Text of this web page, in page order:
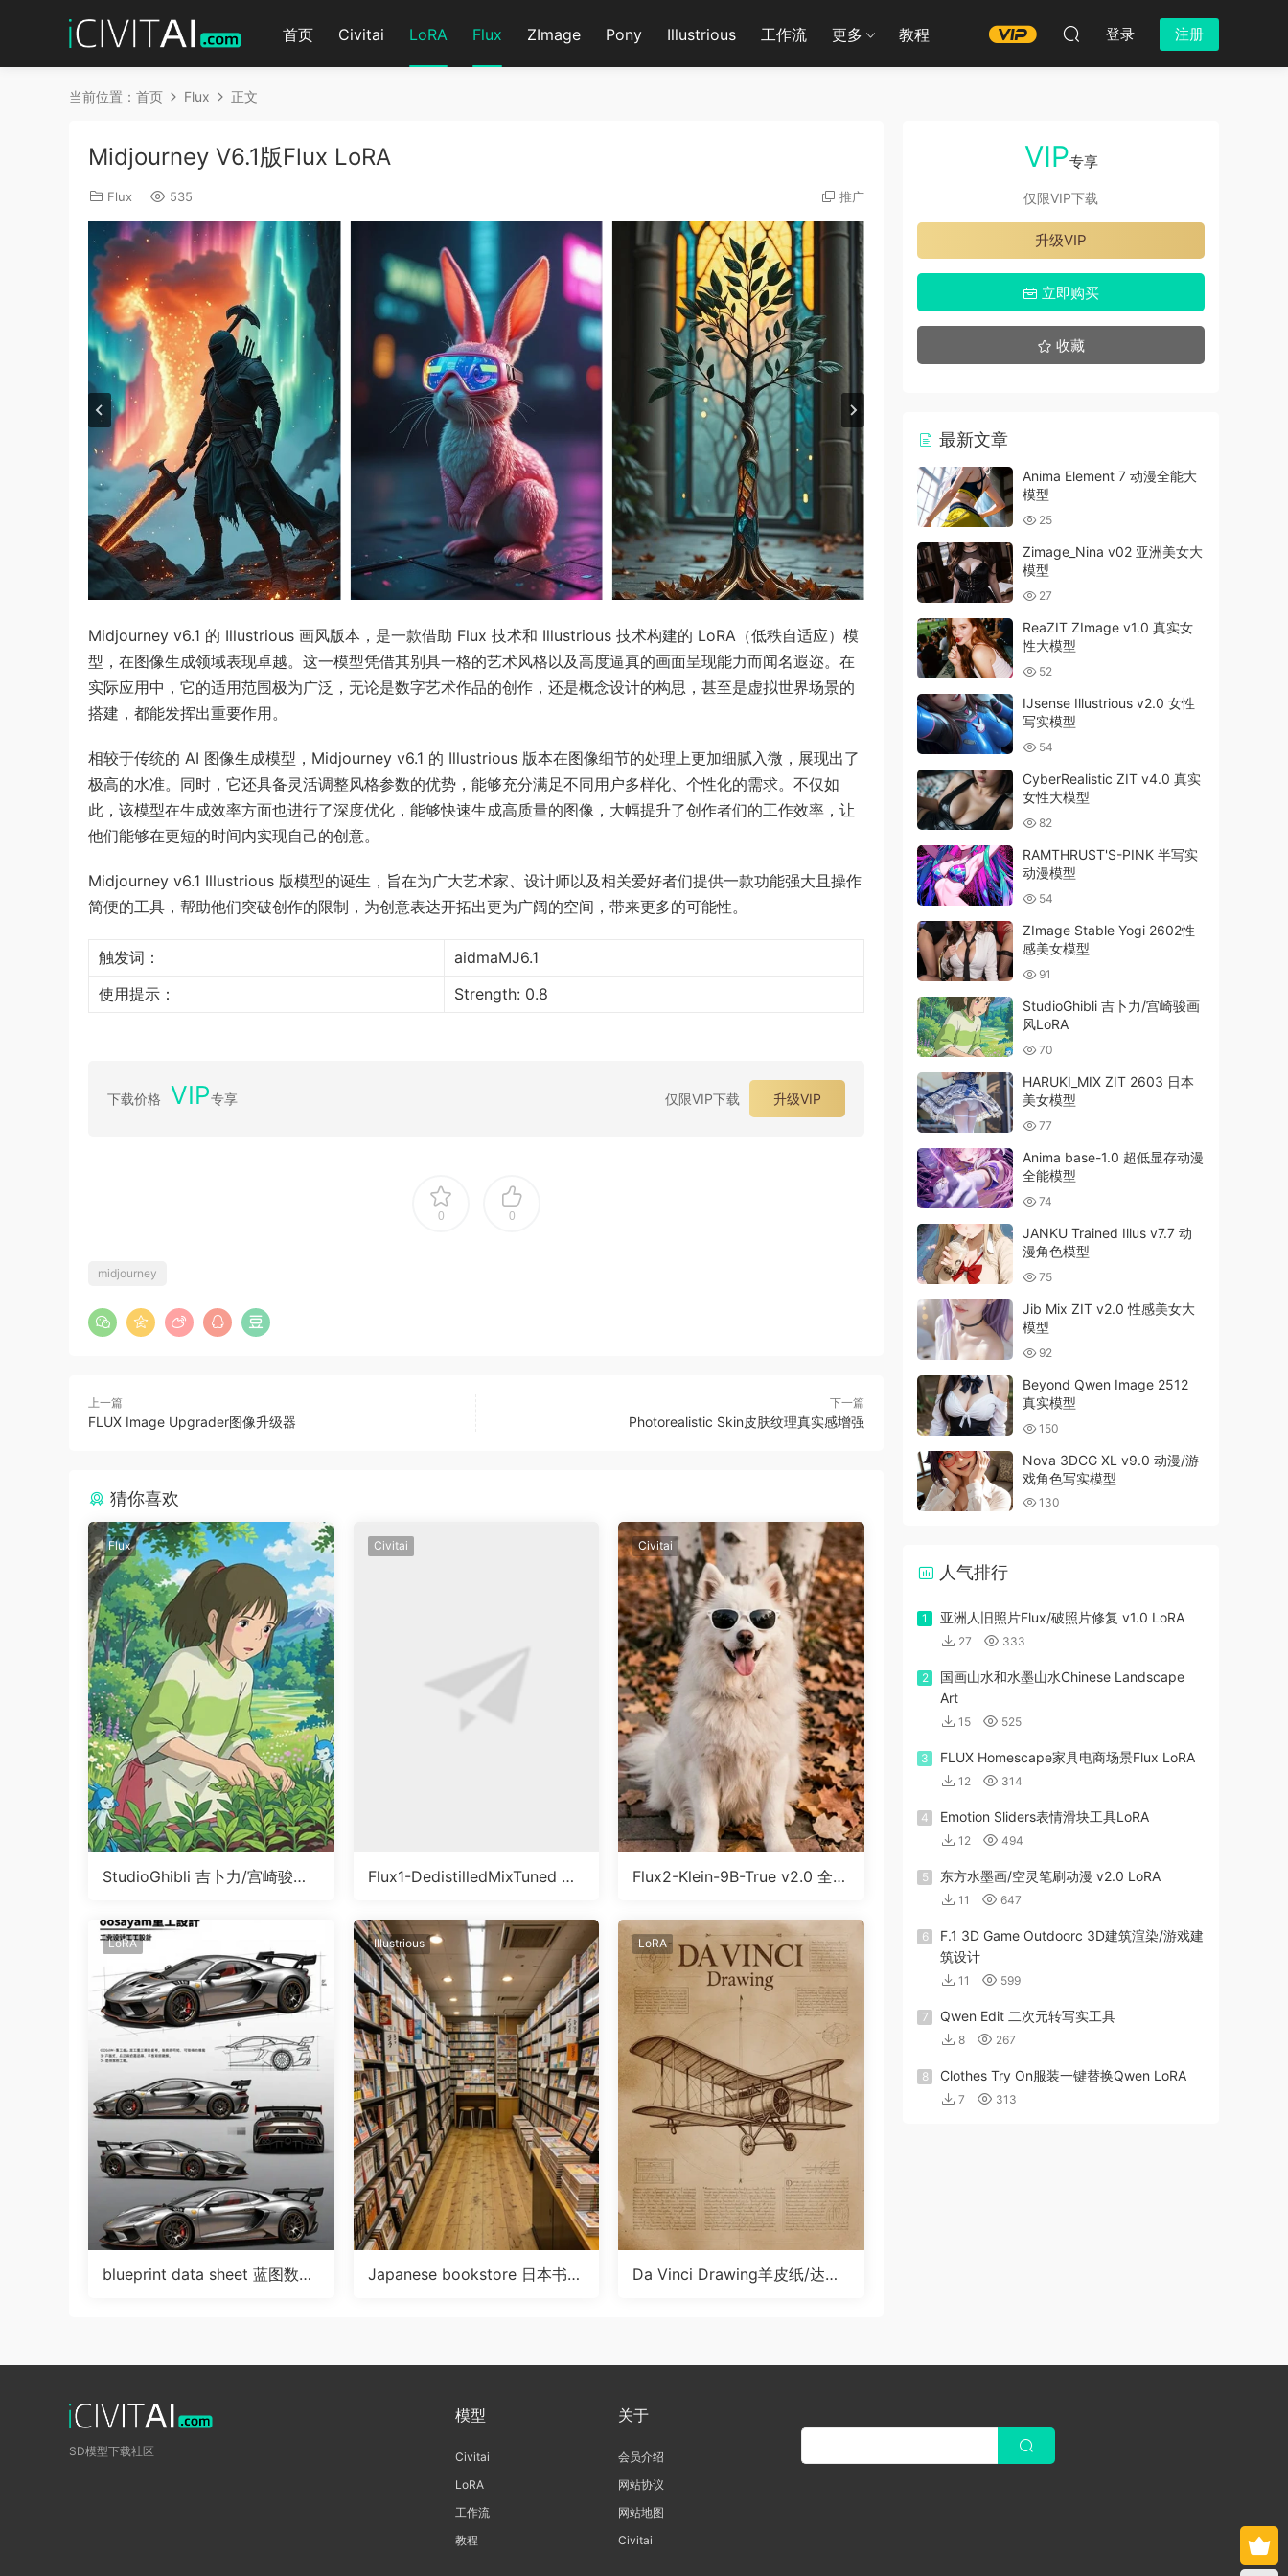
首页 Civitai LoRA Flux ZImage Pony Illustrious 工作流 更多 教程 登录 注册
当前位置： 首页 Flux 正文
Midjourney V6.1版Flux LoRA
Flux 535 推广
Midjourney v6.1 的 Illustrious 画风版本，是一款借助 Flux 技术和 Illustrious 技术构建的 LoRA（低秩自适应）模
型，在图像生成领域表现卓越。这一模型凭借其别具一格的艺术风格以及高度逼真的画面呈现能力而闻名遐迩。在
实际应用中，它的适用范围极为广泛，无论是数字艺术作品的创作，还是概念设计的构思，甚至是虚拟世界场景的
搭建，都能发挥出重要作用。
相较于传统的 AI 图像生成模型，Midjourney v6.1 的 Illustrious 版本在图像细节的处理上更加细腻入微，展现出了
极高的水准。同时，它还具备灵活调整风格参数的优势，能够充分满足不同用户多样化、个性化的需求。不仅如
此，该模型在生成效率方面也进行了深度优化，能够快速生成高质量的图像，大幅提升了创作者们的工作效率，让
他们能够在更短的时间内实现自己的创意。
Midjourney v6.1 Illustrious 版模型的诞生，旨在为广大艺术家、设计师以及相关爱好者们提供一款功能强大且操作
简便的工具，帮助他们突破创作的限制，为创意表达开拓出更为广阔的空间，带来更多的可能性。
触发词：
aidmaMJ6.1
使用提示：
Strength: 0.8
下载价格 VIP专享 仅限VIP下载 升级VIP
0 0
midjourney
上一篇
FLUX Image Upgrader图像升级器
下一篇
Photorealistic Skin皮肤纹理真实感增强
猜你喜欢
Flux
StudioGhibli 吉卜力/宫崎骏画
Civitai
Flux1-DedistilledMixTuned 名
Civitai
Flux2-Klein-9B-True v2.0 全能
LoRA
blueprint data sheet 蓝图数据
Illustrious
Japanese bookstore 日本书店
LoRA
Da Vinci Drawing羊皮纸/达芬
VIP专享
仅限VIP下载
升级VIP
立即购买
收藏
最新文章
Anima Element 7 动漫全能大
模型
25
Zimage_Nina v02 亚洲美女大
模型
27
ReaZIT ZImage v1.0 真实女
性大模型
52
IJsense Illustrious v2.0 女性
写实模型
54
CyberRealistic ZIT v4.0 真实
女性大模型
82
RAMTHRUST'S-PINK 半写实
动漫模型
54
ZImage Stable Yogi 2602性
感美女模型
91
StudioGhibli 吉卜力/宫崎骏画
风LoRA
70
HARUKI_MIX ZIT 2603 日本
美女模型
77
Anima base-1.0 超低显存动漫
全能模型
74
JANKU Trained Illus v7.7 动
漫角色模型
75
Jib Mix ZIT v2.0 性感美女大
模型
92
Beyond Qwen Image 2512
真实模型
150
Nova 3DCG XL v9.0 动漫/游
戏角色写实模型
130
人气排行
1 亚洲人旧照片Flux/破照片修复 v1.0 LoRA
27 333
2
国画山水和水墨山水Chinese Landscape
Art
15 525
3 FLUX Homescape家具电商场景Flux LoRA
12 314
4 Emotion Sliders表情滑块工具LoRA
12 494
5 东方水墨画/空灵笔刷动漫 v2.0 LoRA
11 647
6
F.1 3D Game Outdoorc 3D建筑渲染/游戏建
筑设计
11 599
7 Qwen Edit 二次元转写实工具
8 267
8 Clothes Try On服装一键替换Qwen LoRA
7 313
SD模型下载社区
模型
Civitai
LoRA
工作流
教程
关于
会员介绍
网站协议
网站地图
Civitai